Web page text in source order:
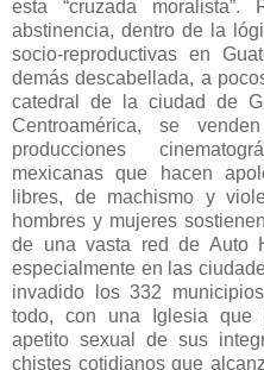
esta “cruzada
abstinencia, dentro de la
socio-reproductivas en
demás descabellada, a
catedral de la ciudad de
Centroamérica, se
producciones
mexicanas que hacen
libres, de machismo y
hombres y mujeres
de una vasta red de Auto
especialmente en las
invadido los 332
todo, con una Iglesia que
apetito sexual de sus
chistes cotidianos que